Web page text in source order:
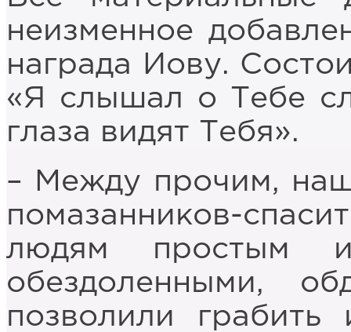
неизменное
награда Иову.
«Я слышал о Тебе
глаза видят Тебя».
– Между прочим,
помазанников-
людям простым и
обездоленными,
позволили